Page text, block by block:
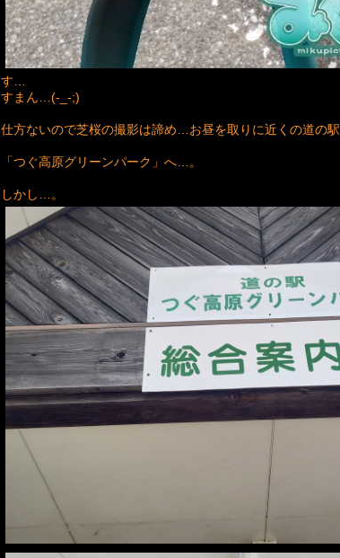
す…
すまん…(-_-;)
仕方ないので芝桜の撮影は諦め…お昼を取りに近くの道の駅
「つぐ高原グリーンパーク」へ…。
しかし…。